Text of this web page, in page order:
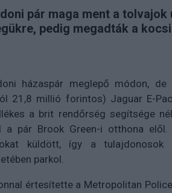
pár maga ment a
pedig megadták a
házaspár meglepő módon,
21,8 millió forintos) Jaguar E-
a brit rendőrség segítsége
a pár Brook Green-i otthona
küldött, így a
parkol.
értesítette a Metropolitan